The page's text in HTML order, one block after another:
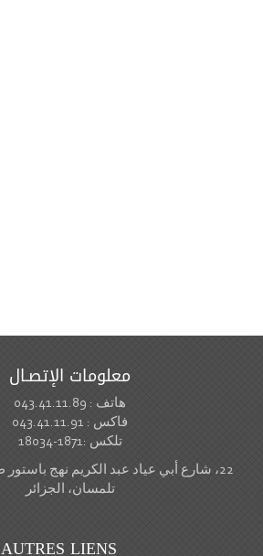
معلومات الإتصـال
هاتف : 043.41.11.89
فاكس : 043.41.11.91
تلكس :1871-18034
تلمسان، الجزائر
AUTRES LIENS